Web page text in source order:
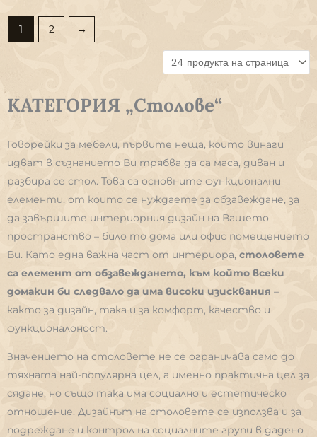
1 2 →
КАТЕГОРИЯ „Столове“
Говорейки за мебели, първите неща, които винаги
идват в съзнанието Ви трябва да са маса, диван и
разбира се стол. Това са основните функционални
елементи, от които се нуждаете за обзавеждане, за
да завършите интериорния дизайн на Вашето
пространство – било то дома или офис помещението
Ви. Като една важна част от интериора, столовете
са елемент от обзавеждането, към който всеки
домакин би следвало да има високи изисквания –
както за дизайн, така и за комфорт, качество и
функционалоност.
Значението на столовете не се ограничава само до
тяхната най-популярна цел, а именно практична цел за
сядане, но също така има социално и естетическо
отношение. Дизайнът на столовете се използва и за
подреждане и контрол на социалните групи в дадено